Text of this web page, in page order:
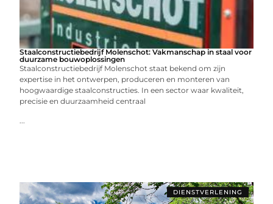
Staalconstructiebedrijf Molenschot: Vakmanschap in staal voor
duurzame bouwoplossingen
Staalconstructiebedrijf Molenschot staat bekend om zijn
expertise in het ontwerpen, produceren en monteren van
hoogwaardige staalconstructies. In een sector waar kwaliteit,
precisie en duurzaamheid centraal
...
DIENSTVERLENING